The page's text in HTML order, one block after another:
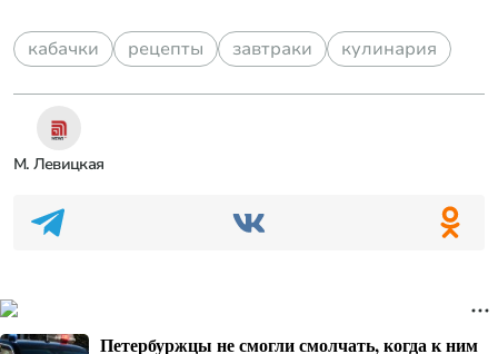
кабачки рецепты завтраки кулинария
М. Левицкая
Петербуржцы не смогли смолчать, когда к ним